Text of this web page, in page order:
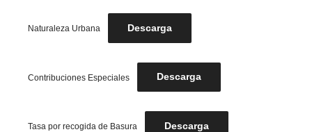
Naturaleza Urbana Descarga
Contribuciones Especiales Descarga
Tasa por recogida de Basura Descarga